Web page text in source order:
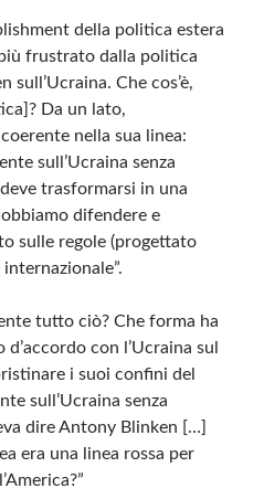
della politica estera
frustrato dalla politica
sull’Ucraina. Che cos’è,
Da un lato,
nella sua linea:
sull’Ucraina senza
trasformarsi in una
difendere e
sulle regole (progettato
tutto ciò? Che forma ha
con l’Ucraina sul
i suoi confini del
sull’Ucraina senza
dire Antony Blinken […]
era una linea rossa per